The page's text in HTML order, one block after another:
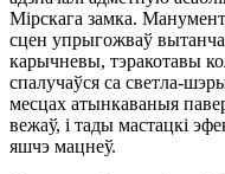
Мірскага замка.
сцен упрыгожваў
карычневы, тэракотавы
спалучаўся са светла-
месцах атынкаваныя
вежаў, і тады мастацкі
яшчэ мацнеў.